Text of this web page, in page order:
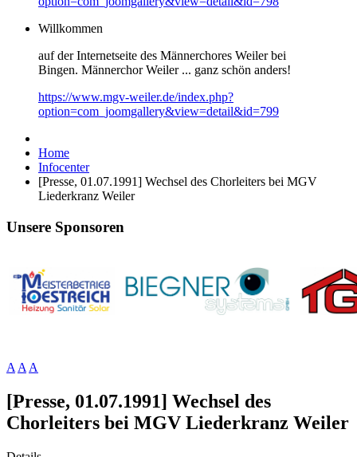
Willkommen
auf der Internetseite des Männerchores Weiler bei
Bingen. Männerchor Weiler ... ganz schön anders!
https://www.mgv-weiler.de/index.php?
option=com_joomgallery&view=detail&id=799
Home
Infocenter
[Presse, 01.07.1991] Wechsel des Chorleiters bei MGV
Liederkranz Weiler
Unsere Sponsoren
AAA
[Presse, 01.07.1991] Wechsel des
Chorleiters bei MGV Liederkranz Weiler